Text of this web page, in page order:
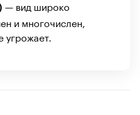
— вид широко
и многочислен,
угрожает.